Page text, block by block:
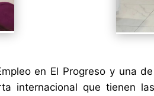
en El Progreso y una
internacional que tienen